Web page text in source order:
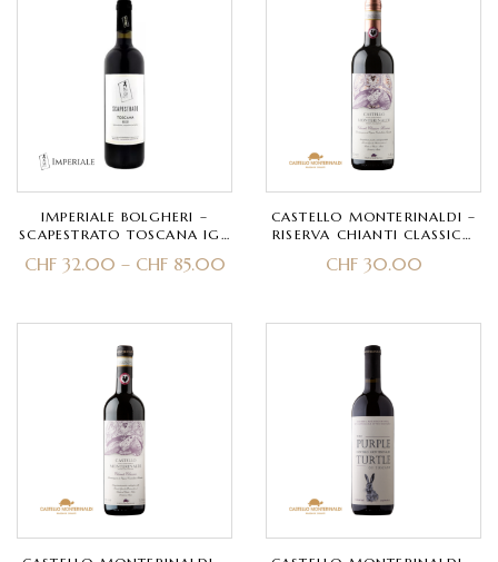
IMPERIALE BOLGHERI –
SCAPESTRATO TOSCANA IGT
CHF32.00 – CHF85.00
CASTELLO MONTERINALDI –
RISERVA CHIANTI CLASSICO
CANAIOLO
CHF30.00